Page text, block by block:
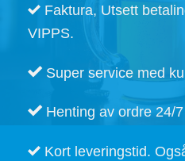
Faktura, Utsett
VIPPS.
Super service med
Henting av ordre 24/
Kort leveringstid.